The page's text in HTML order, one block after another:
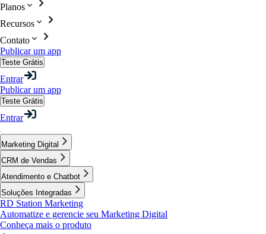
Planos
Recursos
Contato
Publicar um app
Teste Grátis
Entrar
Publicar um app
Teste Grátis
Entrar
Marketing Digital
CRM de Vendas
Atendimento e Chatbot
Soluções Integradas
RD Station Marketing
Automatize e gerencie seu Marketing Digital
Conheça mais o produto